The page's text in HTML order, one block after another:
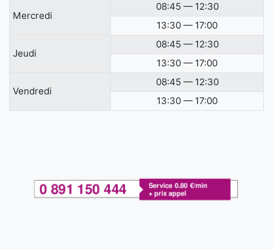
Mercredi
08:45 — 12:30
13:30 — 17:00
Jeudi
08:45 — 12:30
13:30 — 17:00
Vendredi
08:45 — 12:30
13:30 — 17:00